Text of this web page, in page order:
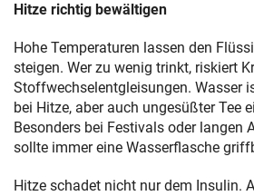
Hitze richtig bewältigen
Hohe Temperaturen lassen den
steigen. Wer zu wenig trinkt, riskiert
Stoffwechselentgleisungen. Wasser
bei Hitze, aber auch ungesüßter Tee
Besonders bei Festivals oder langen
sollte immer eine Wasserflasche
Hitze schadet nicht nur dem Insulin.